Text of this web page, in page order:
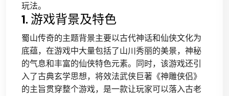
玩法。
1. 游戏背景及特色
蜀山传奇的主题背景主要以古代神话和仙侠文化为
底蕴，在游戏中大量包括了山川秀丽的美景，神秘
的气息和丰富的仙侠特色元素。同时，该游戏还引
入了古典玄学思想，将效法武侠巨著《神雕侠侣》
的主旨贯穿整个游戏，是一款让玩家可以落入古老